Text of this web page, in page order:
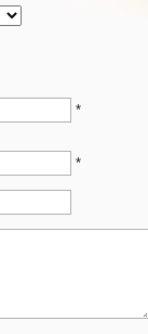
*
*